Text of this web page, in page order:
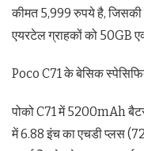
कीमत 5,999 रुपये है,
एयरटेल ग्राहकों को 50GB
Poco C71 के बेसिक
पोको C71 में 5200mAh
में 6.88 इंच का एचडी प्लस